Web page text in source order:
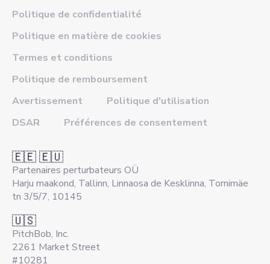
Politique de confidentialité
Politique en matière de cookies
Termes et conditions
Politique de remboursement
Avertissement
Politique d'utilisation
DSAR
Préférences de consentement
🇪🇪 🇪🇺
Partenaires perturbateurs OÜ
Harju maakond, Tallinn, Linnaosa de Kesklinna, Tornimäe
tn 3/5/7, 10145
🇺🇸
PitchBob, Inc.
2261 Market Street
#10281